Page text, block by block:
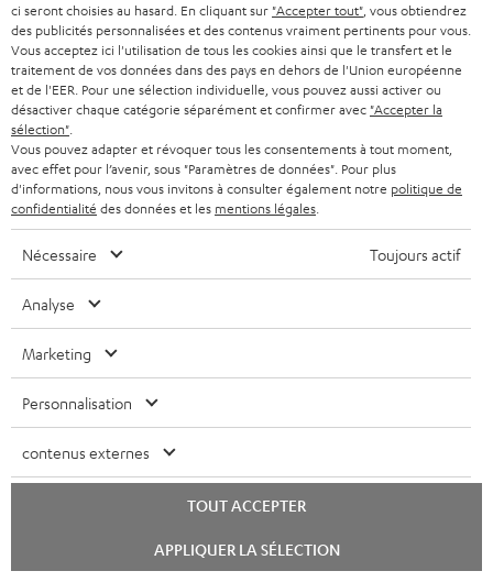
Le Blog Teufel
Teufel Support
Questions fréquemment posées
CONTACT
RETOURS
TRACKING
Localisateur de magasins
des conseils personnalisés.
chat
ci seront choisies au hasard. En cliquant sur "Accepter tout" , vous obtiendrez
des publicités personnalisées et des contenus vraiment pertinents pour vous.
Vous acceptez ici l'utilisation de tous les cookies ainsi que le transfert et le
traitement de vos données dans des pays en dehors de l'Union européenne
et de l'EER. Pour une sélection individuelle, vous pouvez aussi activer ou
désactiver chaque catégorie séparément et confirmer avec "Accepter la
sélection"
Vous pouvez adapter et révoquer tous les consentements à tout moment,
avec effet pour l’avenir, sous "Paramètres de données". Pour plus
d'informations, nous vous invitons à consulter également notre politique de
confidentialité des données et les mentions légales
Nécessaire Toujours actif
Analyse
Marketing
Personnalisation
contenus externes
TOUT ACCEPTER
APPLIQUER LA SÉLECTION